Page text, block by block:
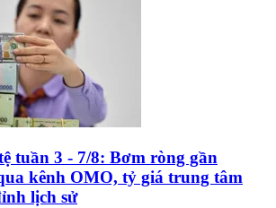
tuần 3 - 7/8: Bơm ròng gần
kênh OMO, tỷ giá trung tâm
lịch sử